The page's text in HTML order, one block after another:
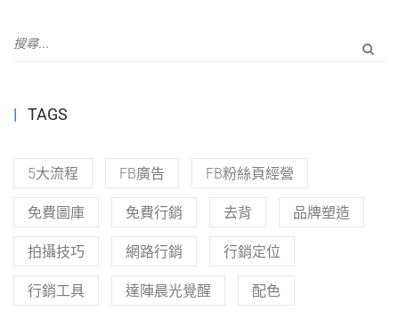
TAGS
5大流程 FB廣告 FB粉絲頁經營
免費圖庫 免費行銷 去背 品牌塑造
拍攝技巧 網路行銷 行銷定位
行銷工具 達陣晨光覺醒 配色